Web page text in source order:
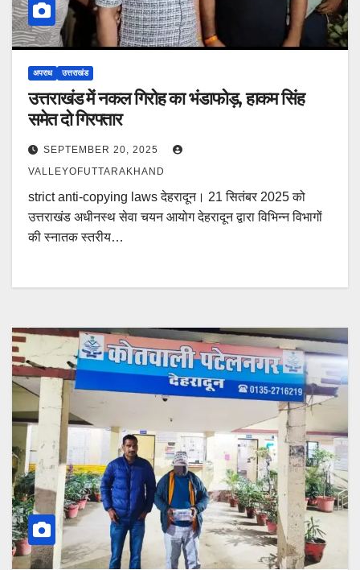
अपराध उत्तराखंड
उत्तराखंड में नकल गिरोह का भंडाफोड़, हाकम सिंह
समेत दो गिरफ्तार
SEPTEMBER 20, 2025
VALLEYOFUTTARAKHAND
strict anti-copying laws देहरादून। 21 सितंबर 2025 को
उत्तराखंड अधीनस्थ सेवा चयन आयोग देहरादून द्वारा विभिन्न विभागों
की स्नातक स्तरीय…